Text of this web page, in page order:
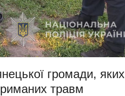
громади, яких
травм